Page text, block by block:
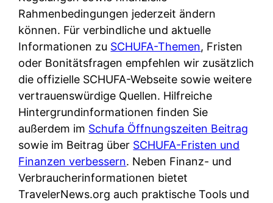
n
M
I
R
?
u
w
i
t
e
v
a
t
e
n
K
ü
c
h
e
n
t
Rahmenbedingungen jederzeit ändern
können. Für verbindliche und aktuelle
Informationen zu SCHUFA-Themen, Fristen
oder Bonitätsfragen empfehlen wir zusätzlich
die offizielle SCHUFA-Webseite sowie weitere
vertrauenswürdige Quellen. Hilfreiche
Hintergrundinformationen finden Sie
außerdem im Schufa Öffnungszeiten Beitrag
sowie im Beitrag über SCHUFA-Fristen und
Finanzen verbessern. Neben Finanz- und
Verbraucherinformationen bietet
TravelerNews.org auch praktische Tools und